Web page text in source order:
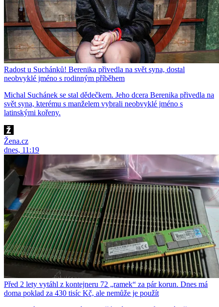
Radost u Suchánků! Berenika přivedla na svět syna, dostal
neobvyklé jméno s rodinným příběhem
Michal Suchánek se stal dědečkem. Jeho dcera Berenika přivedla na
svět syna, kterému s manželem vybrali neobvyklé jméno s
latinskými kořeny.
Žena.cz
dnes, 11:19
Před 2 lety vytáhl z kontejneru 72 „ramek“ za pár korun. Dnes má
doma poklad za 430 tisíc Kč, ale nemůže je použít